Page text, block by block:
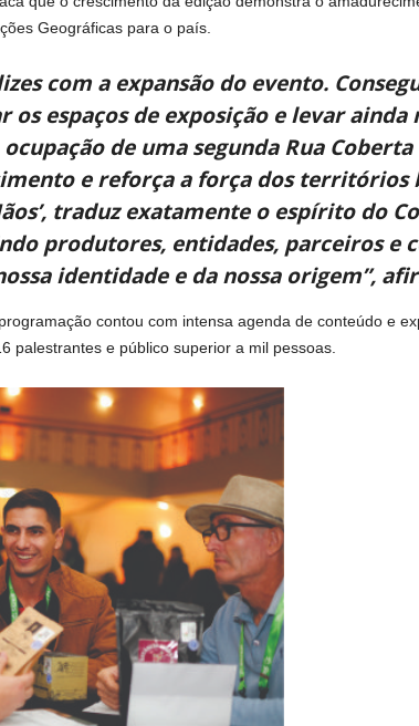
Geográficas para o país.
com a expansão do evento.
os espaços de exposição e levar
de uma segunda Rua
e reforça a força dos territórios
traduz exatamente o espírito do
produtores, entidades, parceiros e
identidade e da nossa origem”,
contou com intensa agenda de conteúdo e
palestrantes e público superior a mil pessoas.